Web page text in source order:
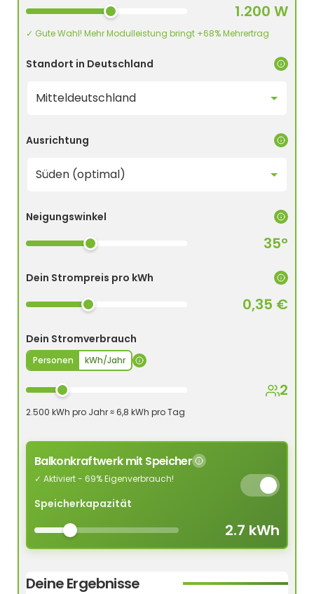
1.200 W
✓ Gute Wahl! Mehr Modulleistung bringt +68% Mehrertrag
Standort in Deutschland
Ausrichtung
Neigungswinkel
35°
Dein Strompreis pro kWh
0,35 €
Dein Stromverbrauch
Personen kWh/Jahr
2
2.500 kWh pro Jahr ≈ 6,8 kWh pro Tag
Balkonkraftwerk mit Speicher
✓ Aktiviert - 69% Eigenverbrauch!
Speicherkapazität
2.7 kWh
Deine Ergebnisse